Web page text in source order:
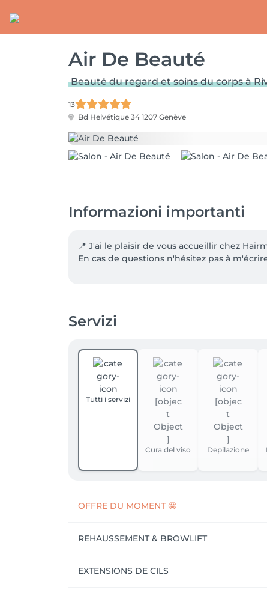
Air De Beauté
Beauté du regard et soins du corps à
13
Bd Helvétique 34 1207 Genève
Informazioni importanti
📍 J'ai le plaisir de vous accueillir chez
Servizi
Tutti i servizi
Cura del viso Depilazione
OFFRE DU MOMENT 🤩
REHAUSSEMENT & BROWLIFT
EXTENSIONS DE CILS